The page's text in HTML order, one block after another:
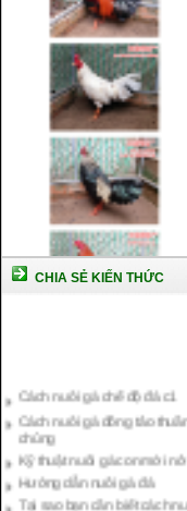
CHIA SẺ KIẾN THỨC
Cách nuôi gà đông tảo thuần
chủng
Kỹ thuật nuôi gà con mới nở
Hướng dẫn nuôi gà đá
Tại sao bạn cần biết cách
gà chọi ?